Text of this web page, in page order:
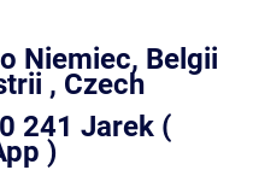
Niemiec, Belgii
, Czech
241 Jarek (
)